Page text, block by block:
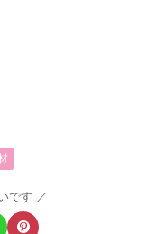
です